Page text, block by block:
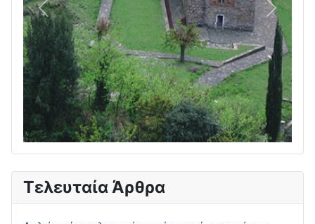
Πίσω
Τελευταία Άρθρα